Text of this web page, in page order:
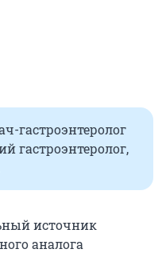
гастроэнтеролог
гастроэнтеролог,
источник
аналога